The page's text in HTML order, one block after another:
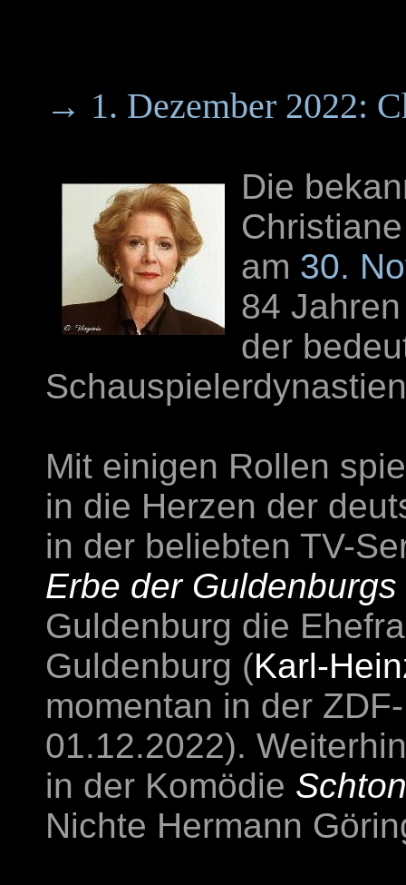
→ 1. Dezember 2022:
Die
am 30.
84
der
Mit einigen Rollen
in die Herzen der
in der beliebten TV-
Erbe der Guldenburgs
Guldenburg die
Guldenburg (Karl-
momentan in der
01.12.2022).
in der Komödie
Nichte Hermann